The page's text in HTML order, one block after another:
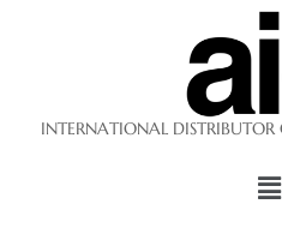
INTERNATIONAL DISTRIBUTOR